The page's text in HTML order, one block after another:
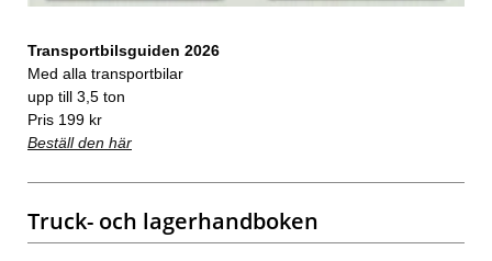
Transportbilsguiden 2026
Med alla transportbilar
upp till 3,5 ton
Pris 199 kr
Beställ den här
Truck- och lagerhandboken